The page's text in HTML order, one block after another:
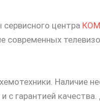
центра
Наличие
гарантией